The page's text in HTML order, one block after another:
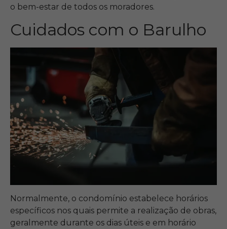
o bem-estar de todos os moradores.
Cuidados com o Barulho
Normalmente, o condomínio estabelece horários
específicos nos quais permite a realização de obras,
geralmente durante os dias úteis e em horário